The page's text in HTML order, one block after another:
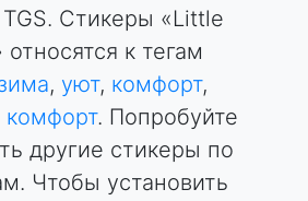
Стикеры «Little
относятся к тегам
, уют, комфорт,
. Попробуйте
другие стикеры по
Чтобы установить